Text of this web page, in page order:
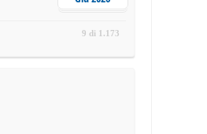
9 di 1.173